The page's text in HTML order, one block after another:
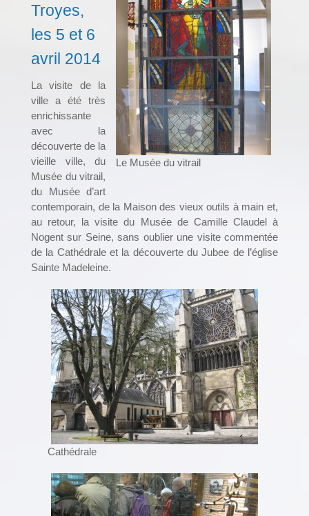
Le Musée du vitrail
Troyes,
les 5 et 6
avril 2014
La visite de la
ville a été très
enrichissante
avec la
découverte de la
vieille ville, du
Musée du vitrail,
du Musée d’art
contemporain, de la Maison des vieux outils à main et,
au retour, la visite du Musée de Camille Claudel à
Nogent sur Seine, sans oublier une visite commentée
de la Cathédrale et la découverte du Jubee de l’église
Sainte Madeleine.
Cathédrale